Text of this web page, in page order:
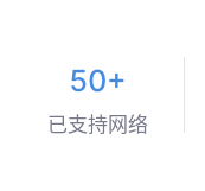
50+
已支持网络